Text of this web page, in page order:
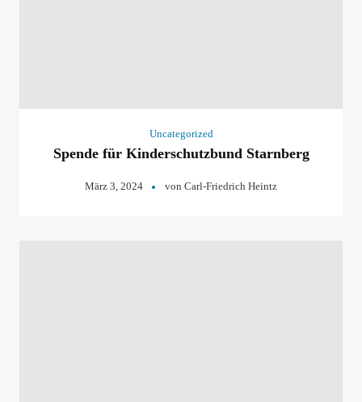
Uncategorized
Spende für Kinderschutzbund Starnberg
März 3, 2024 von Carl-Friedrich Heintz